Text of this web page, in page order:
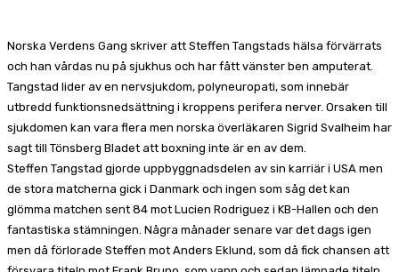
Norska Verdens Gang skriver att Steffen Tangstads hälsa förvärrats
och han vårdas nu på sjukhus och har fått vänster ben amputerat.
Tangstad lider av en nervsjukdom, polyneuropati, som innebär
utbredd funktionsnedsättning i kroppens perifera nerver. Orsaken till
sjukdomen kan vara flera men norska överläkaren Sigrid Svalheim har
sagt till Tönsberg Bladet att boxning inte är en av dem.
Steffen Tangstad gjorde uppbyggnadsdelen av sin karriär i USA men
de stora matcherna gick i Danmark och ingen som såg det kan
glömma matchen sent 84 mot Lucien Rodriguez i KB-Hallen och den
fantastiska stämningen. Några månader senare var det dags igen
men då förlorade Steffen mot Anders Eklund, som då fick chansen att